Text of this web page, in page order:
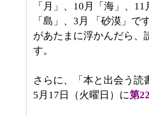
「月」、10月「海」、
「島」、3月 「砂漠」
があたまに浮かんだら、
す。
さらに、「本と出会う読
5月17日（火曜日）に第